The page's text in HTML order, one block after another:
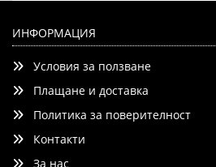
Link VIGI InSight S385PI
ИНФОРМАЦИЯ
Условия за ползване
Плащане и доставка
Политика за поверителност
Контакти
За нас